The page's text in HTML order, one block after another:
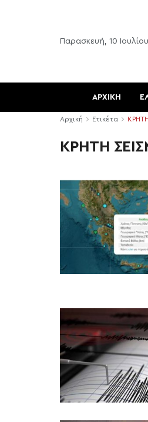
Παρασκευή, 10
ΑΡΧΙΚΗ
Αρχική Ετικέτα
ΚΡΗΤΗ